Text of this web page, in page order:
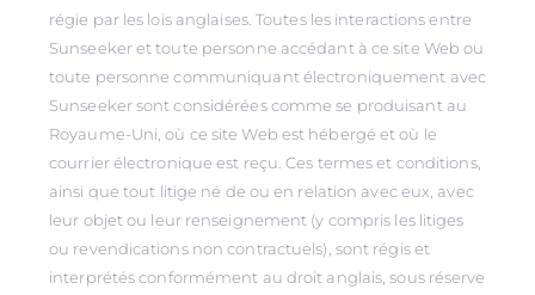
régie par les lois anglaises. Toutes les interactions entre
Sunseeker et toute personne accédant à ce site Web ou
toute personne communiquant électroniquement avec
Sunseeker sont considérées comme se produisant au
Royaume-Uni, où ce site Web est hébergé et où le
courrier électronique est reçu. Ces termes et conditions,
ainsi que tout litige né de ou en relation avec eux, avec
leur objet ou leur renseignement (y compris les litiges
ou revendications non contractuels), sont régis et
interprétés conformément au droit anglais, sous réserve